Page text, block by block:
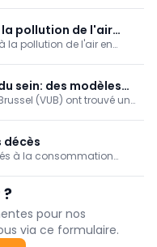
la pollution de l'air
la pollution de l'air en
sein: des modèles
(VUB)(VUB) ont trouvé un
décès
à la consommation
pour nos
via ce formulaire.